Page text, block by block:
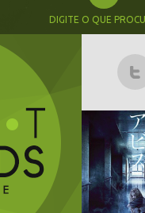
DIGITE O QUE